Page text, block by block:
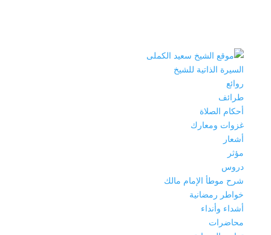
السيرة الذاتية للشيخ
روائع
طرائف
أحكام الصلاة
غزوات ومعارك
أشعار
مؤثر
دروس
شرح موطأ الإمام مالك
خواطر رمضانية
أشداء وأنداء
محاضرات